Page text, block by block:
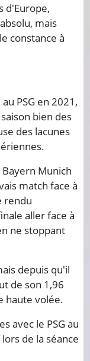
d'Europe,
mais
constance à
PSG en 2021,
bien des
des lacunes
Munich
match face à
rendu
aller face à
ne stoppant
depuis qu'il
de son 1,96
haute volée.
avec le PSG au
de la séance